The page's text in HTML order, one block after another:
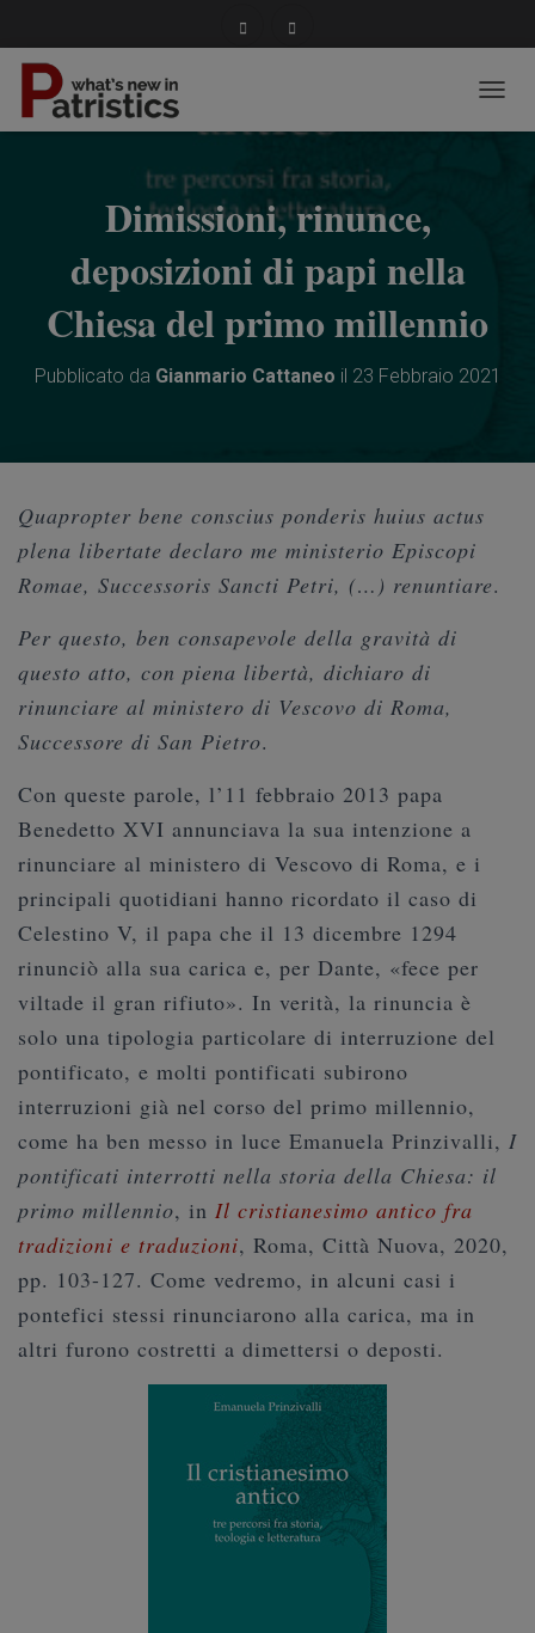
Dimissioni, rinunce,
deposizioni di papi nella
Chiesa del primo millennio
Pubblicato da Gianmario Cattaneo il 23 Febbraio 2021
Quapropter bene conscius ponderis huius actus
plena libertate declaro me ministerio Episcopi
Romae, Successoris Sancti Petri, (…) renuntiare.
Per questo, ben consapevole della gravità di
questo atto, con piena libertà, dichiaro di
rinunciare al ministero di Vescovo di Roma,
Successore di San Pietro.
Con queste parole, l’11 febbraio 2013 papa
Benedetto XVI annunciava la sua intenzione a
rinunciare al ministero di Vescovo di Roma, e i
principali quotidiani hanno ricordato il caso di
Celestino V, il papa che il 13 dicembre 1294
rinunciò alla sua carica e, per Dante, «fece per
viltade il gran rifiuto». In verità, la rinuncia è
solo una tipologia particolare di interruzione del
pontificato, e molti pontificati subirono
interruzioni già nel corso del primo millennio,
come ha ben messo in luce Emanuela Prinzivalli, I
pontificati interrotti nella storia della Chiesa: il
primo millennio, in Il cristianesimo antico fra
tradizioni e traduzioni, Roma, Città Nuova, 2020,
pp. 103-127. Come vedremo, in alcuni casi i
pontefici stessi rinunciarono alla carica, ma in
altri furono costretti a dimettersi o deposti.